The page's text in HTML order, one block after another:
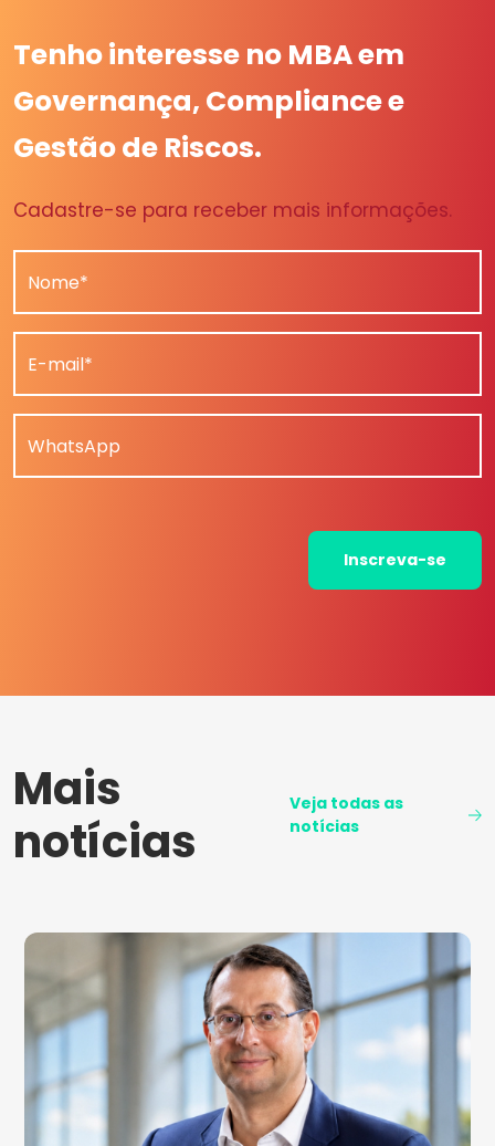
Tenho interesse no MBA em
Governança, Compliance e
Gestão de Riscos.
Cadastre-se para receber mais informações.
Nome*
E-mail*
WhatsApp
Inscreva-se
Mais
notícias
Veja todas as
notícias